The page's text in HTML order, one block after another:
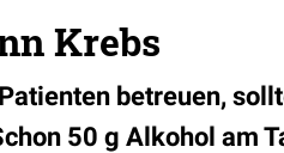
Krebs
betreuen,
50 g Alkohol am